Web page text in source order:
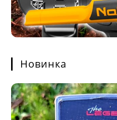
Новинка